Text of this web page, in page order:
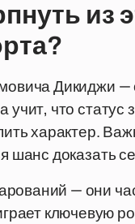
из
Дикиджи —
что статус
характер.
шанс доказать
— они
ключевую